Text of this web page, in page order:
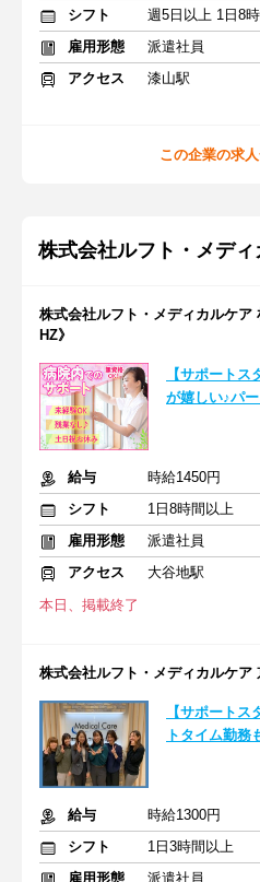
シフト
週5日以上 1日8
雇用形態
派遣社員
アクセス
漆山駅
この企業の求
株式会社ルフト・メディ
株式会社ルフト・メディカルケ
HZ》
【サポート
が嬉しい♪パー
給与
時給1450円
シフト
1日8時間以上
雇用形態
派遣社員
アクセス
大谷地駅
本日、掲載終了
株式会社ルフト・メディカルケア
【サポート
トタイム勤務
給与
時給1300円
シフト
1日3時間以上
雇用形態
派遣社員